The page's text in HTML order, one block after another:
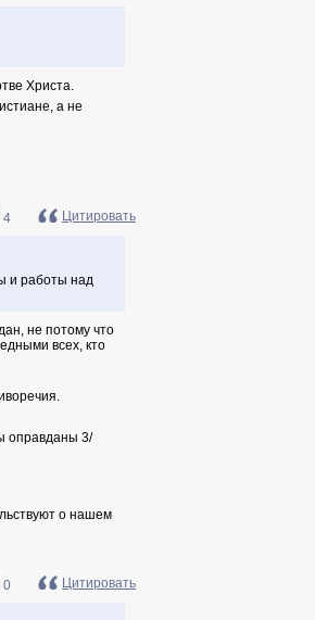
Христа.
а не
4 Цитировать
и работы над
не потому что
всех, кто
оправданы 3/
о нашем
0 Цитировать